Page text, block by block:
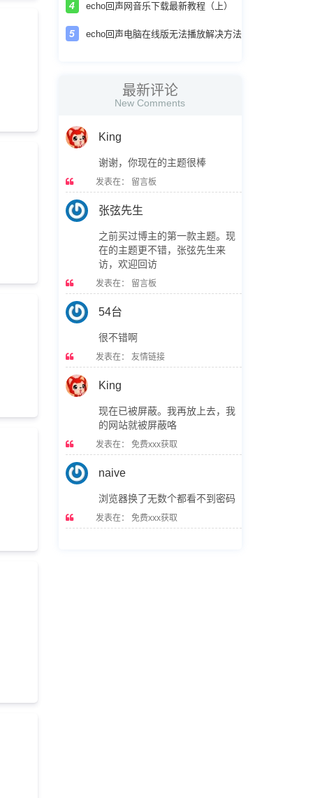
echo回声网音乐下载最新教程（上）
echo回声电脑在线版无法播放解决方法
最新评论
New Comments
King
谢谢，你现在的主题很棒
发表在： 留言板
张弦先生
之前买过博主的第一款主题。现
在的主题更不错，张弦先生来
访，欢迎回访
发表在： 留言板
54台
很不错啊
发表在： 友情链接
King
现在已被屏蔽。我再放上去，我
的网站就被屏蔽咯
发表在： 免费xxx获取
naive
浏览器换了无数个都看不到密码
发表在： 免费xxx获取